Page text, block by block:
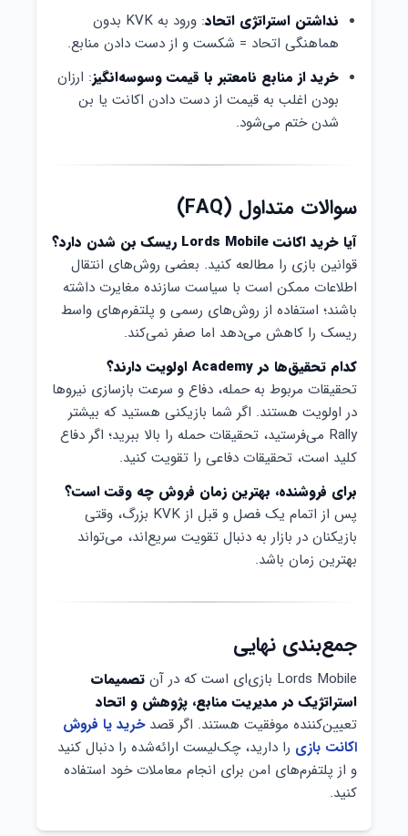
نداشتن استراتژی اتحاد
: ورود به KVK بدون
هماهنگی اتحاد = شکست و از دست دادن منابع.
خرید از منابع نامعتبر با قیمت وسوسه‌انگیز: ارزان
بودن اغلب به قیمت از دست دادن اکانت یا بن
شدن ختم می‌شود.
سوالات متداول (FAQ)
آیا خرید اکانت Lords Mobile ریسک بن شدن دارد؟
قوانین بازی را مطالعه کنید. بعضی روش‌های انتقال
اطلاعات ممکن است با سیاست سازنده مغایرت داشته
باشند؛ استفاده از روش‌های رسمی و پلتفرم‌های واسط
ریسک را کاهش می‌دهد اما صفر نمی‌کند.
کدام تحقیق‌ها در Academy اولویت دارند؟
تحقیقات مربوط به حمله، دفاع و سرعت بازسازی نیروها
در اولویت هستند. اگر شما بازیکنی هستید که بیشتر
Rally می‌فرستید، تحقیقات حمله را بالا ببرید؛ اگر دفاع
کلید است، تحقیقات دفاعی را تقویت کنید.
برای فروشنده، بهترین زمان فروش چه وقت است؟
پس از اتمام یک فصل و قبل از KVK بزرگ، وقتی
بازیکنان در بازار به دنبال تقویت سریع‌اند، می‌تواند
بهترین زمان باشد.
جمع‌بندی نهایی
Lords Mobile بازی‌ای است که در آن
تصمیمات
استراتژیک در مدیریت منابع، پژوهش و اتحاد
تعیین‌کننده موفقیت هستند. اگر قصدخرید یا فروش
اکانت بازی را دارید، چک‌لیست ارائه‌شده را دنبال کنید
و از پلتفرم‌های امن برای انجام معاملات خود استفاده
کنید.